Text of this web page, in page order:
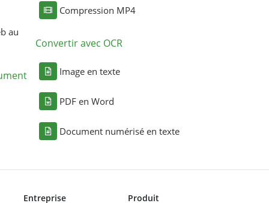
au
Compression MP4
Convertir avec OCR
Image en texte
PDF en Word
Document numérisé en texte
Entreprise Produit